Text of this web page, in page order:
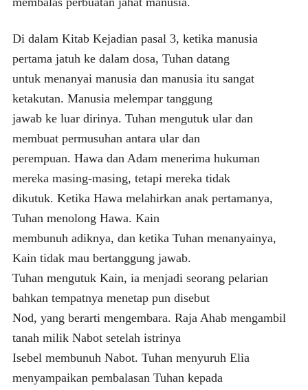
Di dalam Kitab Kejadian pasal 3, ketika manusia
pertama jatuh ke dalam dosa, Tuhan datang
untuk menanyai manusia dan manusia itu sangat
ketakutan. Manusia melempar tanggung
jawab ke luar dirinya. Tuhan mengutuk ular dan
membuat permusuhan antara ular dan
perempuan. Hawa dan Adam menerima hukuman
mereka masing-masing, tetapi mereka tidak
dikutuk. Ketika Hawa melahirkan anak pertamanya,
Tuhan menolong Hawa. Kain
membunuh adiknya, dan ketika Tuhan menanyainya,
Kain tidak mau bertanggung jawab.
Tuhan mengutuk Kain, ia menjadi seorang pelarian
bahkan tempatnya menetap pun disebut
Nod, yang berarti mengembara. Raja Ahab mengambil
tanah milik Nabot setelah istrinya
Isebel membunuh Nabot. Tuhan menyuruh Elia
menyampaikan pembalasan Tuhan kepada